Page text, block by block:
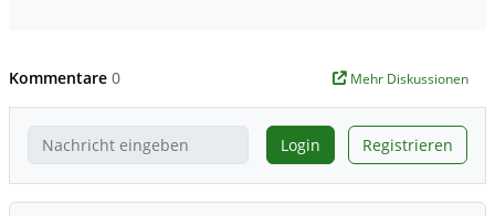
Kommentare 0 Mehr Diskussionen
Login Registrieren